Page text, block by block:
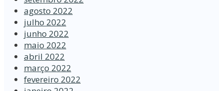
agosto 2022
julho 2022
junho 2022
maio 2022
abril 2022
março 2022
fevereiro 2022